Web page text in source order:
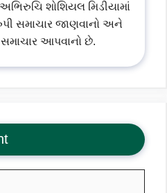
શોશિયલ મિડીયામાં
સમાચાર જાણવાનો અને
આપવાનો છે.